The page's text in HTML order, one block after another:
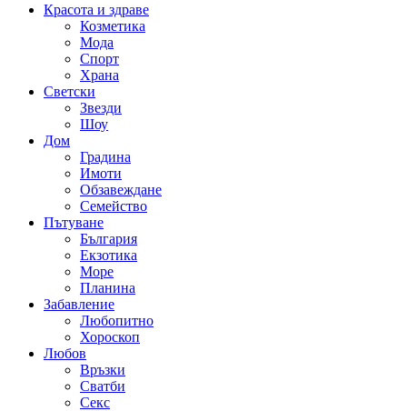
Красота и здраве
Козметика
Мода
Спорт
Храна
Светски
Звезди
Шоу
Дом
Градина
Имоти
Обзавеждане
Семейство
Пътуване
България
Екзотика
Море
Планина
Забавление
Любопитно
Хороскоп
Любов
Връзки
Сватби
Секс